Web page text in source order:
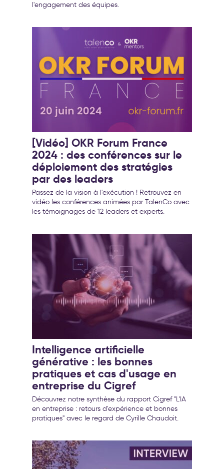
l'engagement des équipes.
[Vidéo] OKR Forum France
2024 : des conférences sur le
déploiement des stratégies
par des leaders
Passez de la vision à l'exécution ! Retrouvez en
vidéo les conférences animées par TalenCo avec
les témoignages de 12 leaders et experts.
Intelligence artificielle
générative : les bonnes
pratiques et cas d'usage en
entreprise du Cigref
Découvrez notre synthèse du rapport Cigref "L'IA
en entreprise : retours d'expérience et bonnes
pratiques" avec le regard de Cyrille Chaudoit.